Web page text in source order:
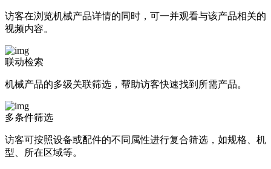
访客在浏览机械产品详情的同时，可一并观看与该产品相关的
视频内容。
联动检索
机械产品的多级关联筛选，帮助访客快速找到所需产品。
多条件筛选
访客可按照设备或配件的不同属性进行复合筛选，如规格、机
型、所在区域等。